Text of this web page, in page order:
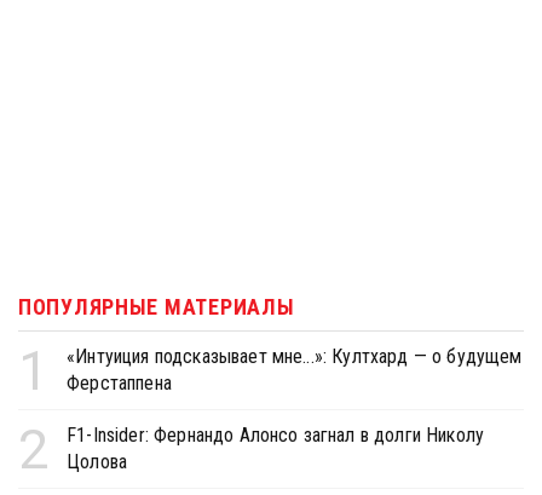
ПОПУЛЯРНЫЕ МАТЕРИАЛЫ
1
«Интуиция подсказывает мне...»: Култхард — о будущем
Ферстаппена
2
F1-Insider: Фернандо Алонсо загнал в долги Николу
Цолова